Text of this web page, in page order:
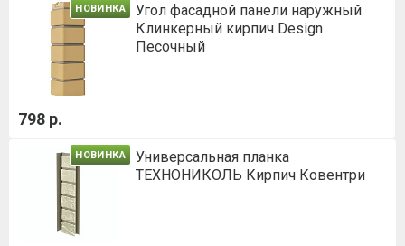
НОВИНКА
Угол фасадной панели наружный
Клинкерный кирпич Design
Песочный
798 р.
НОВИНКА
Универсальная планка
ТЕХНОНИКОЛЬ Кирпич Ковентри